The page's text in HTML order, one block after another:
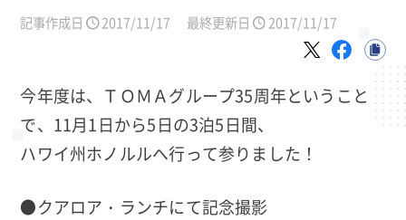
記事作成日 2017/11/17 最終更新日 2017/11/17
今年度は、ＴＯＭＡグループ35周年ということ
で、11月1日から5日の3泊5日間、
ハワイ州ホノルルへ行って参りました！
●クアロア・ランチにて記念撮影